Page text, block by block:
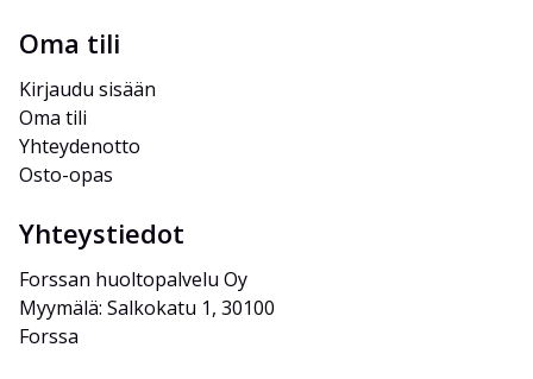
Oma tili
Kirjaudu sisään
Oma tili
Yhteydenotto
Osto-opas
Yhteystiedot
Forssan huoltopalvelu Oy
Myymälä: Salkokatu 1, 30100
Forssa